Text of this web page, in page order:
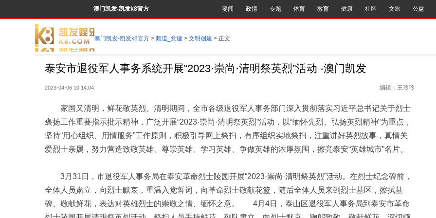
澳门凯发-凯发k8官方 要闻 政情 专题 体育 教育 健康 社区 文旅 公益
澳门凯发-凯发k8官方 > 频道_党建 > 文明创建 > 正文
泰安市退役军人事务系统开展“2023·崇尚·清明祭英烈”活动 -澳门凯发
2023-04-06 10:14:04 编辑：王玲玲
家国又清明，鲜花敬英烈。清明期间，全市各级退役军人事务部门深入贯彻落实习近平总书记关于烈士
褒扬工作重要指示批示精神，广泛开展“2023·崇尚·清明祭英烈”活动，以“缅怀先烈、弘扬英烈精神”为重点，
坚持“用心组织、用情服务”工作原则，积极引导网上祭扫，有序组织实地祭扫，注重讲好英烈故事，真情关
爱烈士亲属，努力营造致敬英雄、尊崇英雄、学习英雄、争做英雄的浓厚氛围，擦亮泰安“英雄城市”名片。
3月31日，市退役军人事务局在泰安革命烈士陵园开展“2023·崇尚·清明祭英烈”活动。在烈士纪念碑前，
全体人员肃立，向烈士默哀，重温入党誓词，向革命烈士敬献花篮，随后全体人员来到烈士墓区，擦拭墓
碑、敬献鲜花，表达对英雄烈士的崇敬之情、缅怀之意。 4月4日，泰山区退役军人事务局到泰安市革命